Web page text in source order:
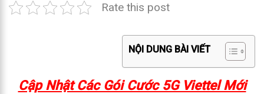
Rate this post
NỘI DUNG BÀI VIẾT
Cập Nhật Các Gói Cước 5G Viettel Mới